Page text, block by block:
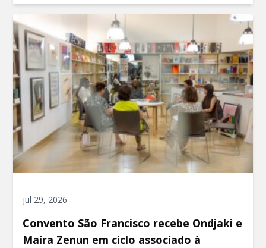
jul 29, 2026
Convento São Francisco recebe Ondjaki e
Maíra Zenun em ciclo associado à